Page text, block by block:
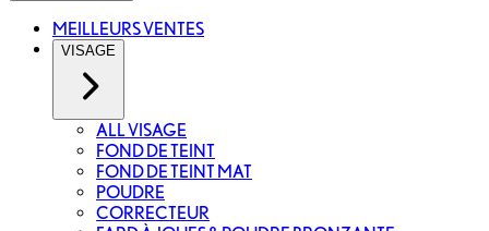
MEILLEURS VENTES
VISAGE
ALL VISAGE
FOND DE TEINT
FOND DE TEINT MAT
POUDRE
CORRECTEUR